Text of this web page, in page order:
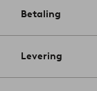
Betaling
Levering